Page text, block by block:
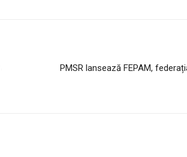
PMSR lansează FEPAM,